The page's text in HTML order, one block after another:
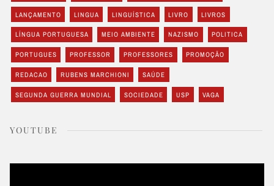
LANÇAMENTO LINGUA LINGUÍSTICA LIVRO LIVROS
LÍNGUA PORTUGUESA MEIO AMBIENTE NAZISMO POLITICA
PORTUGUES PROFESSOR PROFESSORES PROMOÇÃO
REDACAO RUBENS MARCHIONI SAÚDE
SEGUNDA GUERRA MUNDIAL SOCIEDADE USP VAGA
YOUTUBE